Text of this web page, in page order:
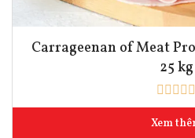
Carrageenan of Meat
25 kg
Xem